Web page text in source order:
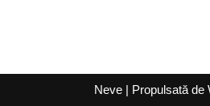
Neve| Propulsată de